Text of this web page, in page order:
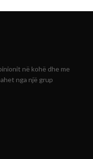
në kohë dhe me
nga një grup